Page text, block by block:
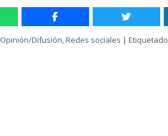
Opinión/Difusión,Redes sociales |Etiquetado